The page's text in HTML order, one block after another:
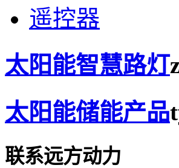
遥控器
太阳能智慧路灯
太阳能储能产品
联系远方动力